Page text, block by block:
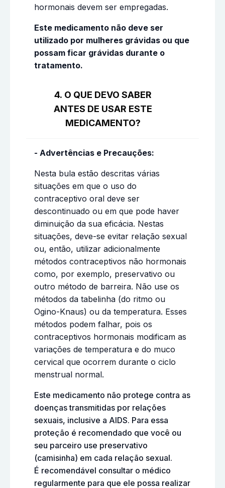
hormonais devem ser empregadas.
Este medicamento não deve ser
utilizado por mulheres grávidas ou que
possam ficar grávidas durante o
tratamento.
4. O QUE DEVO SABER
ANTES DE USAR ESTE
MEDICAMENTO?
- Advertências e Precauções:
Nesta bula estão descritas várias
situações em que o uso do
contraceptivo oral deve ser
descontinuado ou em que pode haver
diminuição da sua eficácia. Nestas
situações, deve-se evitar relação sexual
ou, então, utilizar adicionalmente
métodos contraceptivos não hormonais
como, por exemplo, preservativo ou
outro método de barreira. Não use os
métodos da tabelinha (do ritmo ou
Ogino-Knaus) ou da temperatura. Esses
métodos podem falhar, pois os
contraceptivos hormonais modificam as
variações de temperatura e do muco
cervical que ocorrem durante o ciclo
menstrual normal.
Este medicamento não protege contra as
doenças transmitidas por relações
sexuais, inclusive a AIDS. Para essa
proteção é recomendado que você ou
seu parceiro use preservativo
(camisinha) em cada relação sexual.
É recomendável consultar o médico
regularmente para que ele possa realizar